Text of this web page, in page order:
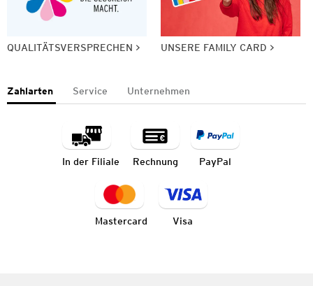
QUALITÄTSVERSPRECHEN UNSERE FAMILY CARD
Zahlarten Service Unternehmen
In der Filiale Rechnung PayPal
Mastercard Visa